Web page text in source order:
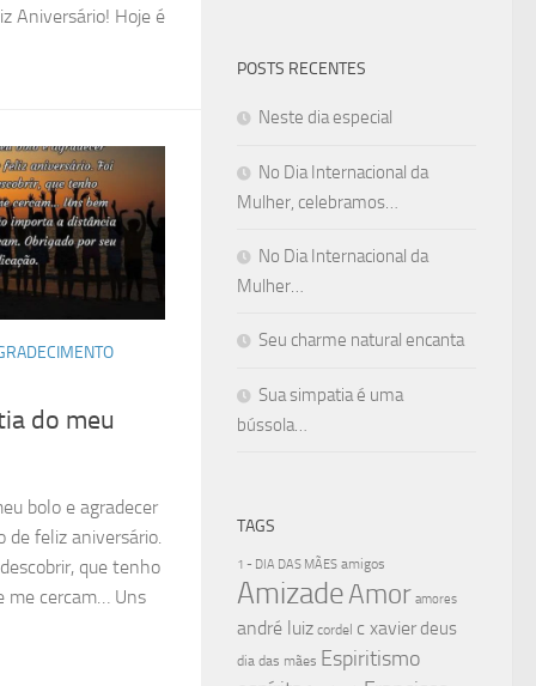
Aniversário! Hoje é
do meu
bolo e agradecer
de feliz aniversário.
que tenho
me cercam… Uns
POSTS RECENTES
Neste dia especial
No Dia Internacional da
Mulher, celebramos…
No Dia Internacional da
Mulher…
Seu charme natural encanta
Sua simpatia é uma
bússola…
TAGS
1 - DIA DAS MÃES amigos
AmizadeAmor amores
andré luiz cordel c xavier deus
dia das mães Espiritismo